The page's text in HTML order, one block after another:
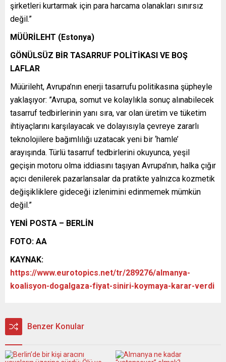
şirketleri kurtarmak için para harcama olanakları sınırsız
değil.”
MÜÜRİLEHT (Estonya)
GÖNÜLSÜZ BİR TASARRUF POLİTİKASI VE BOŞ
LAFLAR
Müürileht, Avrupa’nın enerji tasarrufu politikasına şüpheyle
yaklaşıyor: ”Avrupa, somut ve kolaylıkla sonuç alınabilecek
tasarruf tedbirlerinin yanı sıra, var olan üretim ve tüketim
ihtiyaçlarını karşılayacak ve dolayısıyla çevreye zararlı
teknolojilere bağımlılığı uzatacak yeni bir ‘hamle’
arayışında. Türlü tasarruf tedbirlerini okuyunca, yeşil
geçişin motoru olma iddiasını taşıyan Avrupa’nın, halka çığır
açıcı denilerek pazarlansalar da pratikte yalnızca kozmetik
değişikliklere gideceği izlenimini edinmemek mümkün
değil.”
YENİ POSTA – BERLİN
FOTO: AA
KAYNAK:
https://www.eurotopics.net/tr/289276/almanya-
koalisyon-dogalgaza-fiyat-siniri-koymaya-karar-verdi
Benzer Konular